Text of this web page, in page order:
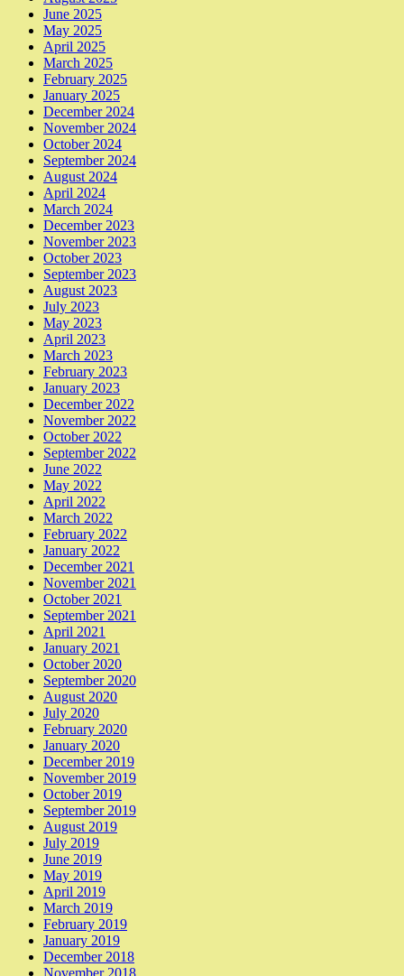
June 2025
May 2025
April 2025
March 2025
February 2025
January 2025
December 2024
November 2024
October 2024
September 2024
August 2024
April 2024
March 2024
December 2023
November 2023
October 2023
September 2023
August 2023
July 2023
May 2023
April 2023
March 2023
February 2023
January 2023
December 2022
November 2022
October 2022
September 2022
June 2022
May 2022
April 2022
March 2022
February 2022
January 2022
December 2021
November 2021
October 2021
September 2021
April 2021
January 2021
October 2020
September 2020
August 2020
July 2020
February 2020
January 2020
December 2019
November 2019
October 2019
September 2019
August 2019
July 2019
June 2019
May 2019
April 2019
March 2019
February 2019
January 2019
December 2018
November 2018